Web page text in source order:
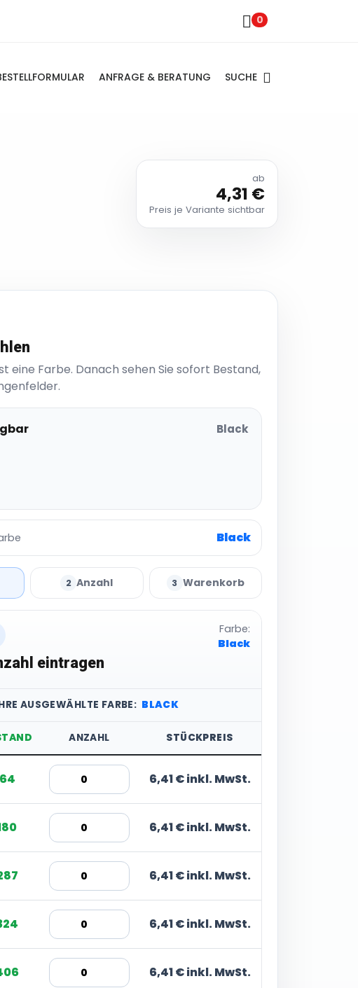
0
ANFRAGE & BERATUNG SUCHE
ab
4,31 €
Preis je Variante sichtbar
eine Farbe. Danach sehen Sie sofort Bestand,
Black
Black
2 Anzahl 3 Warenkorb
eintragen
Farbe:
Black
AUSGEWÄHLTE FARBE: BLACK
ANZAHL STÜCKPREIS
64 6,41 € inkl. MwSt.
6,41 € inkl. MwSt.
6,41 € inkl. MwSt.
6,41 € inkl. MwSt.
6,41 € inkl. MwSt.